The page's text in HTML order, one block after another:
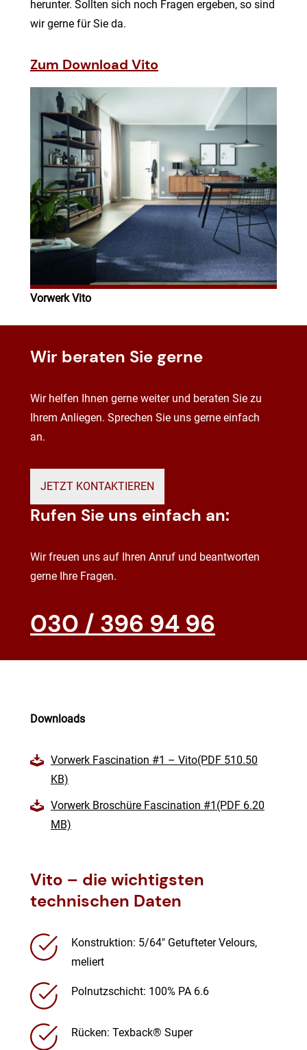
herunter. Sollten sich noch Fragen ergeben, so sind
wir gerne für Sie da.
Zum Download Vito
Vorwerk Vito
Wir beraten Sie gerne
Wir helfen Ihnen gerne weiter und beraten Sie zu
Ihrem Anliegen. Sprechen Sie uns gerne einfach
an.
JETZT KONTAKTIEREN
Rufen Sie uns einfach an:
Wir freuen uns auf Ihren Anruf und beantworten
gerne Ihre Fragen.
030 / 396 94 96
Downloads
Vorwerk Fascination #1 – Vito(PDF 510.50
KB)
Vorwerk Broschüre Fascination #1(PDF 6.20
MB)
Vito – die wichtigsten
technischen Daten
Konstruktion: 5/64″ Getufteter Velours,
meliert
Polnutzschicht: 100% PA 6.6
Rücken: Texback® Super